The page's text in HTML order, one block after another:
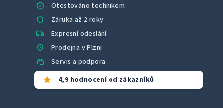
verified
Otestováno technikem
shield Záruka až 2 roky
local_shipping Expresní odeslání
location_on Prodejna v Plzni
support_agent Servis a podpora
star 4,9 hodnocení od zákazníků